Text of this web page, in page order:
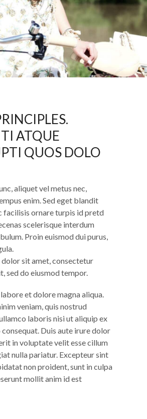
ATQUE
QUOS DOLO
aliquet vel metus nec,
enim. Sed eget blandit
facilisis ornare turpis id pretd
scelerisque interdum
Proin euismod dui purus,
dolor sit amet, consectetur
sed do eiusmod tempor.
et dolore magna aliqua.
veniam, quis nostrud
laboris nisi ut aliquip ex
Duis aute irure dolor
in voluptate velit esse cillum
nulla pariatur. Excepteur sint
non proident, sunt in culpa
mollit anim id est